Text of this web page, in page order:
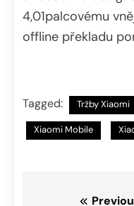
4,01palcovému
offline překladu
Tagged: Tržby Xiaomi
Xiaomi Mobile